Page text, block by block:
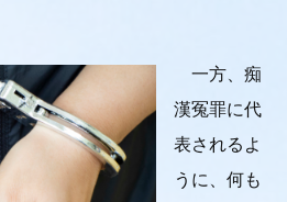
一方、痴
漢冤罪に代
表されるよ
うに、何も